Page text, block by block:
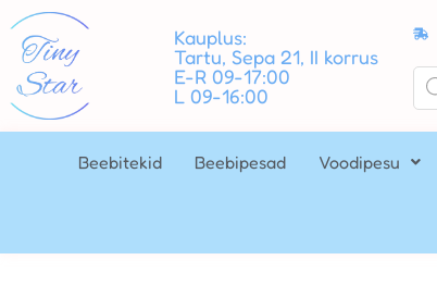
Kauplus:
Tartu, Sepa 21, II korrus
E-R 09-17:00
L 09-16:00
Beebitekid Beebipesad Voodipesu